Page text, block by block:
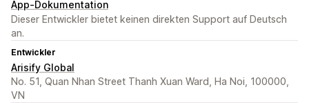
App-Dokumentation
Dieser Entwickler bietet keinen direkten Support auf Deutsch
an.
Entwickler
Arisify Global
No. 51, Quan Nhan Street Thanh Xuan Ward, Ha Noi, 100000,
VN